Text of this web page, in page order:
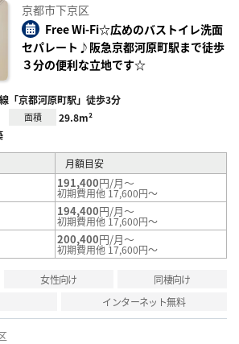
録
京都市下京区
Free Wi-Fi☆広めのバストイレ洗面
セパレート♪阪急京都河原町駅まで徒歩
３分の便利な立地です☆
「京都河原町駅」徒歩3分
面積 29.8m²
月額目安
191,400円/月～
初期費用他 17,600円～
194,400円/月～
初期費用他 17,600円～
200,400円/月～
初期費用他 17,600円～
女性向け
同棲向け
インターネット無料